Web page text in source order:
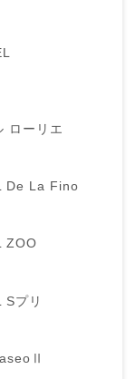
ローリエ
De La Fino
ZOO
Sプリ